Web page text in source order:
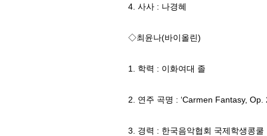
4. 사사 : 나경혜
◇최윤나(바이올린)
1. 학력 : 이화여대 졸
2. 연주 곡명 : ‘Carmen Fantasy, Op.
3. 경력 : 한국음악협회 국제학생콩